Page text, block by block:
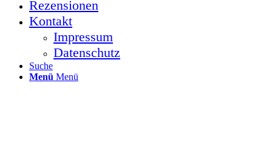
Rezensionen
Kontakt
Impressum
Datenschutz
Suche
Menü Menü